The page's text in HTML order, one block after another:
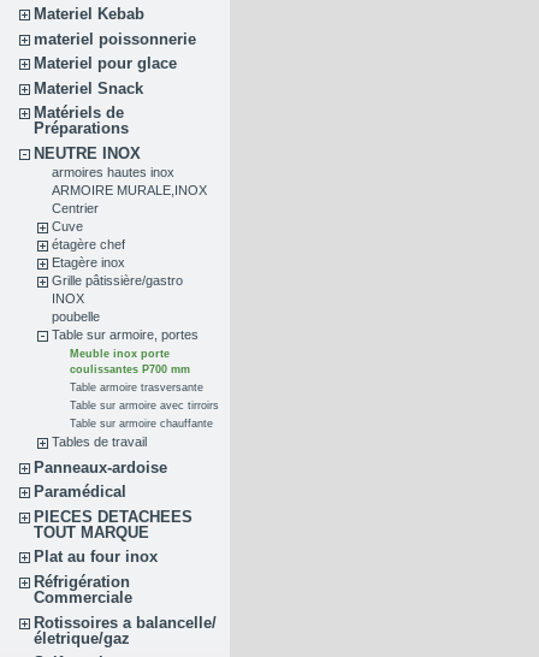
Materiel Kebab
materiel poissonnerie
Materiel pour glace
Materiel Snack
Matériels de
Préparations
NEUTRE INOX
armoires hautes inox
ARMOIRE MURALE,INOX
Centrier
Cuve
étagère chef
Etagère inox
Grille pâtissière/gastro
INOX
poubelle
Table sur armoire, portes
Meuble inox porte
coulissantes P700 mm
Table armoire trasversante
Table sur armoire avec tirroirs
Table sur armoire chauffante
Tables de travail
Panneaux-ardoise
Paramédical
PIECES DETACHEES
TOUT MARQUE
Plat au four inox
Réfrigération
Commerciale
Rotissoires a balancelle/
életrique/gaz